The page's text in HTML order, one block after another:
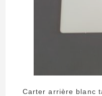
Carter arrière blanc